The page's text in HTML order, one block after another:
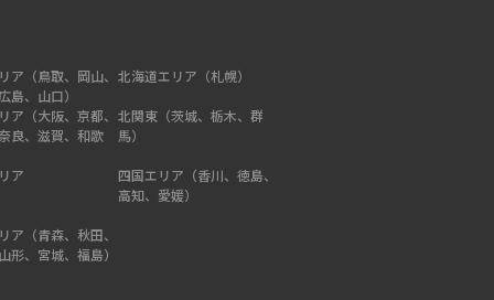
ア（鳥取、岡山、
島、山口）
北海道エリア（札幌）
ア（大阪、京都、
良、滋賀、和歌
北関東（茨城、栃木、群
馬）
ア
四国エリア（香川、徳島、
高知、愛媛）
ア（青森、秋田、
形、宮城、福島）